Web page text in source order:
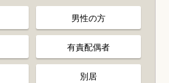
男性の方
有責配偶者
別居